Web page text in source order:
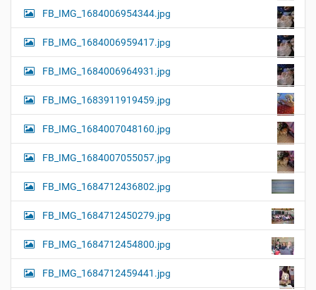
FB_IMG_1684006954344.jpg
FB_IMG_1684006959417.jpg
FB_IMG_1684006964931.jpg
FB_IMG_1683911919459.jpg
FB_IMG_1684007048160.jpg
FB_IMG_1684007055057.jpg
FB_IMG_1684712436802.jpg
FB_IMG_1684712450279.jpg
FB_IMG_1684712454800.jpg
FB_IMG_1684712459441.jpg